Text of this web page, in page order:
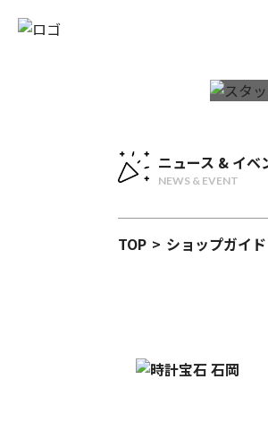
ニュース & イベ
NEWS & EVENT
TOP > ショップガイド